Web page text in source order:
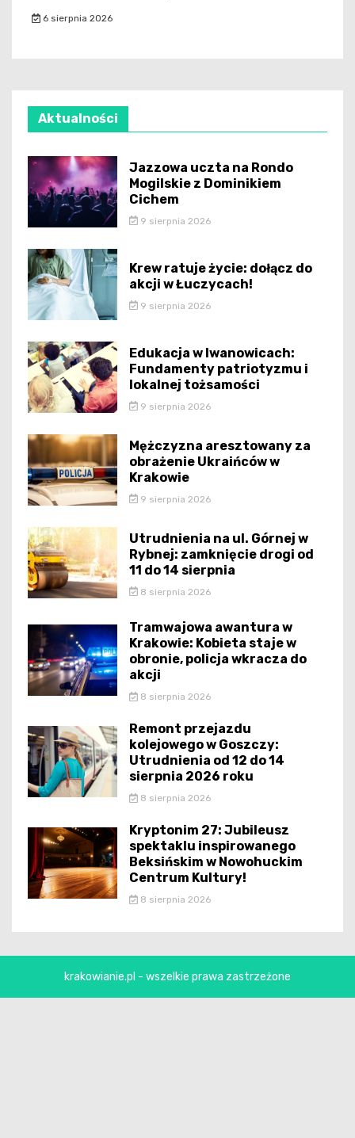
6 sierpnia 2026
Aktualności
Jazzowa uczta na Rondo
Mogilskie z Dominikiem
Cichem
9 sierpnia 2026
Krew ratuje życie: dołącz do
akcji w Łuczycach!
9 sierpnia 2026
Edukacja w Iwanowicach:
Fundamenty patriotyzmu i
lokalnej tożsamości
9 sierpnia 2026
Mężczyzna aresztowany za
obrażenie Ukraińców w
Krakowie
9 sierpnia 2026
Utrudnienia na ul. Górnej w
Rybnej: zamknięcie drogi od
11 do 14 sierpnia
8 sierpnia 2026
Tramwajowa awantura w
Krakowie: Kobieta staje w
obronie, policja wkracza do
akcji
8 sierpnia 2026
Remont przejazdu
kolejowego w Goszczy:
Utrudnienia od 12 do 14
sierpnia 2026 roku
8 sierpnia 2026
Kryptonim 27: Jubileusz
spektaklu inspirowanego
Beksińskim w Nowohuckim
Centrum Kultury!
8 sierpnia 2026
krakowianie.pl - wszelkie prawa zastrzeżone